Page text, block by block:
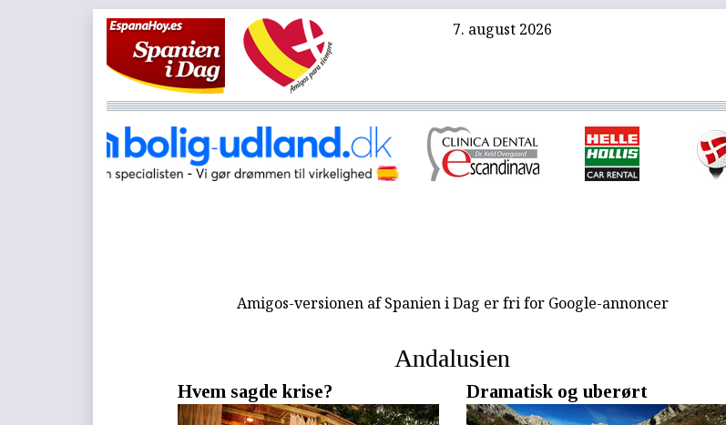
7. august 2026
Amigos-versionen af Spanien i Dag er fri for Google-annoncer
Andalusien
Hvem sagde krise? Dramatisk og uberørt